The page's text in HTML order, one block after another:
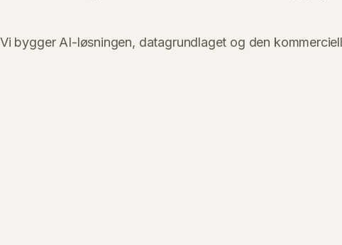
Vi bygger AI-løsningen, datagrundlaget og den